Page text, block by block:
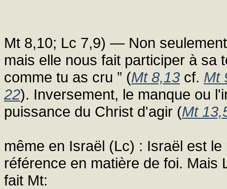
Mt 8,10; Lc 7,9) — Non
mais elle nous fait participer à sa
comme tu as cru ” (Mt 8,13 cf. Mt
22). Inversement, le manque ou
puissance du Christ d'agir (Mt
même en Israël (Lc) : Israël est
référence en matière de foi. Mais
fait Mt: